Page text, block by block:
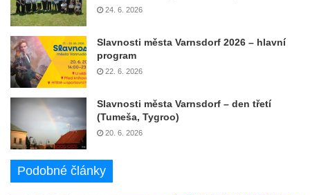
24. 6. 2026
Slavnosti města Varnsdorf 2026 – hlavní
program
22. 6. 2026
Slavnosti města Varnsdorf – den třetí
(Tumeša, Tygroo)
20. 6. 2026
Podobné články